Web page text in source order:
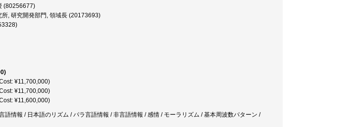
(80256677)
, 研究開発部門, 領域長 (20173693)
¥11,700,000)
¥11,700,000)
¥11,600,000)
語情報 / 日本語のリズム / パラ言語情報 / 非言語情報 / 感情 / モーラリズム / 基本周波数パターン /